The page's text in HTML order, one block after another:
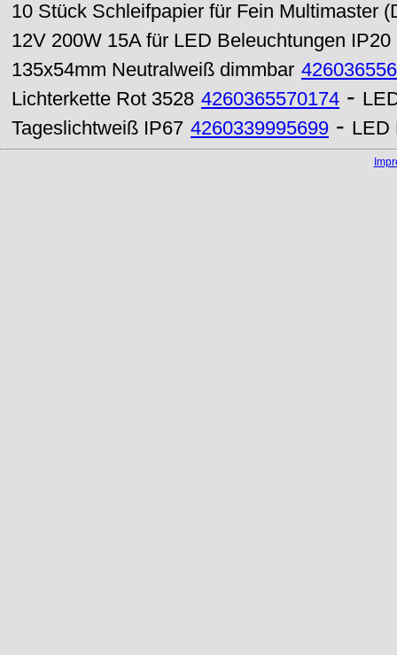
10 Stück Schleifpapier für Fein Multimaster
12V 200W 15A für LED Beleuchtungen IP20
135x54mm Neutralweiß dimmbar
Lichterkette Rot 3528 4260365570174 -
Tageslichtweiß IP67 4260339995699 - LED